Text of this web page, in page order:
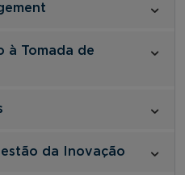
à Tomada de
da Inovação